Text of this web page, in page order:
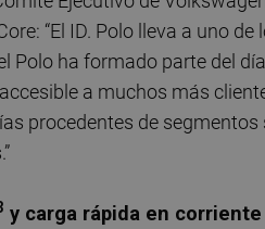
“El ID. Polo lleva a uno
Polo ha formado parte del
a muchos más
procedentes de
y carga rápida en